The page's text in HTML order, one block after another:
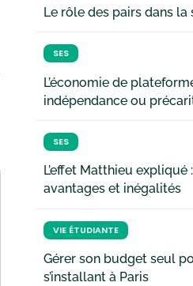
Le rôle des pairs dans la
SES
L’économie de
indépendance ou
SES
L’effet Matthieu
avantages et inégalités
VIE ÉTUDIANTE
Gérer son budget seul
s’installant à Paris